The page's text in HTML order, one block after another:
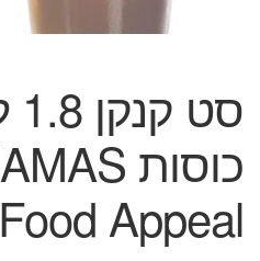
מאמרים
Food Appeal